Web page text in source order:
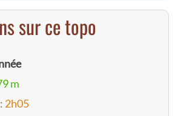
sur ce topo
m
2h05